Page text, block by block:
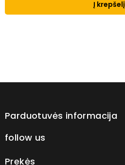
Į krepšelį
Parduotuvės informacija
follow us
Prekės